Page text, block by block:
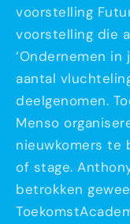
voorstelling
voorstelling die
‘Ondernemen in
aantal
deelgenomen.
Menso
nieuwkomers te
of stage.
betrokken